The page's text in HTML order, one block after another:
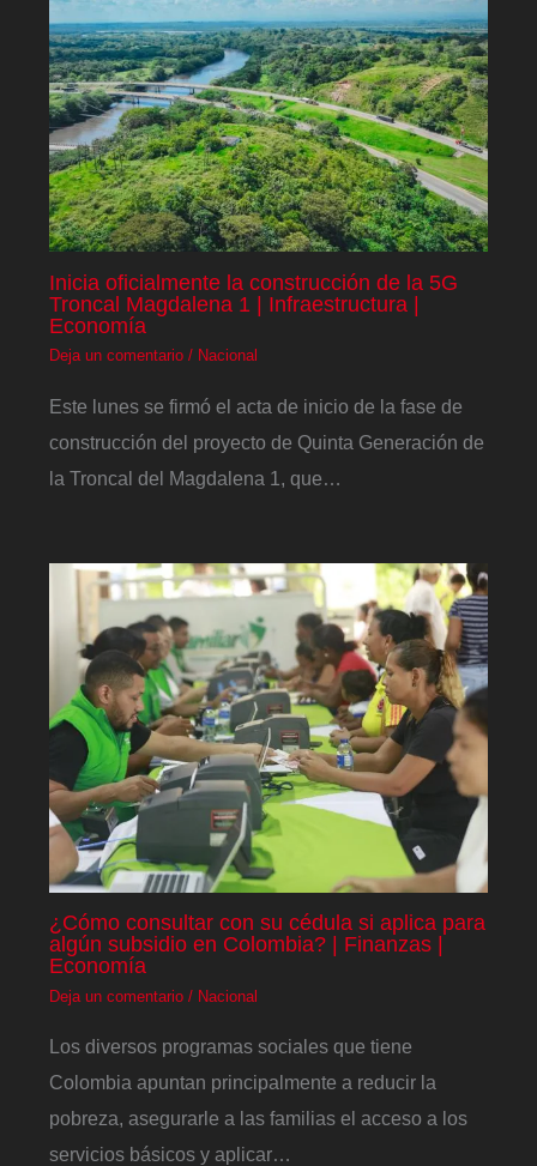
Inicia oficialmente la construcción de la 5G
Troncal Magdalena 1 | Infraestructura |
Economía
Deja un comentario / Nacional
Este lunes se firmó el acta de inicio de la fase de
construcción del proyecto de Quinta Generación de
la Troncal del Magdalena 1, que…
¿Cómo consultar con su cédula si aplica para
algún subsidio en Colombia? | Finanzas |
Economía
Deja un comentario / Nacional
Los diversos programas sociales que tiene
Colombia apuntan principalmente a reducir la
pobreza, asegurarle a las familias el acceso a los
servicios básicos y aplicar…